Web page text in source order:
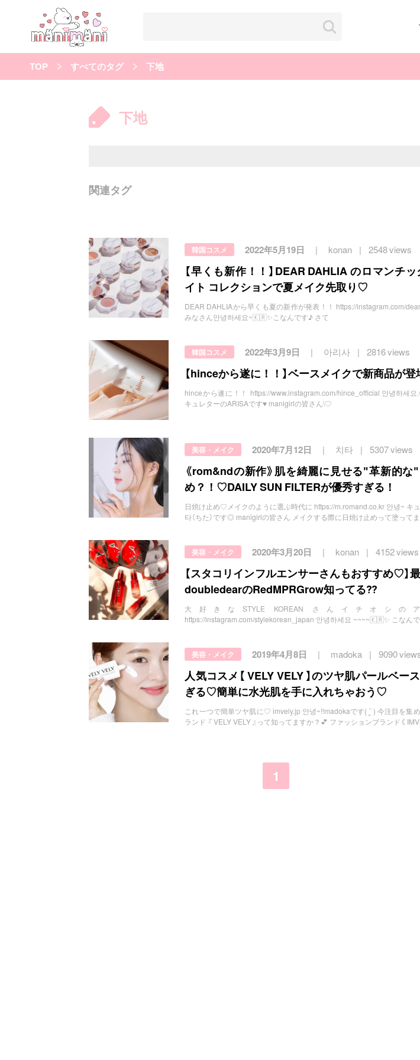
カテゴリー一覧
運営会社
プライバシーポリシー
お問い合わせ
TOP すべてのタグ 下地
下地
関連タグ
韓国コスメ 2022年5月19日 konan 2548 views
【早くも新作！！】DEAR DAHLIA のロマンチ
イト コレクションで夏メイク先取り♡
DEAR DAHLIAから早くも夏の新作が発表！！ https://instagram.com/
みなさん안녕하세요~🇰🇷✨こなんです♪ さて
韓国コスメ 2022年3月9日 아리사 2816 views
【hinceから遂に！！】ベースメイクで新商品が
hinceから遂に！！ https://www.instagram.com/hince_official 안녕하세요
キュレターのARISAです♥️ manigirlの皆さん\♡
美容・メイク 2020年7月12日 치타 5307 views
《rom&ndの新作》肌を綺麗に見せる″革新的な
め？！♡DAILY SUN FILTERが優秀すぎる！
日焼け止め♡メイクのように選ぶ時代に https://m.romand.co.kr 안녕~ キ
타（ちた）です◎ manigirlの皆さん メイクする際に日焼け止めって塗って
美容・メイク 2020年3月20日 konan 4152 views
【スタコリインフルエンサーさんもおすすめ♡】
doubledearのRedMPRGrow知ってる⁇
大好きなSTYLE KOREAN さんイチオシの
https://instagram.com/stylekorean_japan 안녕하세요 ~~~~🇰🇷✨ こなんで
美容・メイク 2019年4月8日 madoka 9090
人気コスメ【 VELY VELY 】のツヤ肌パールベー
ぎる♡簡単に水光肌を手に入れちゃおう♡
これ一つで簡単ツヤ肌に♡ imvely.jp 안녕~!!madokaです( ¨̮ ) 今注目を集
ランド 『 VELY VELY 』って知ってますか？💕 ファッションブランド《
1